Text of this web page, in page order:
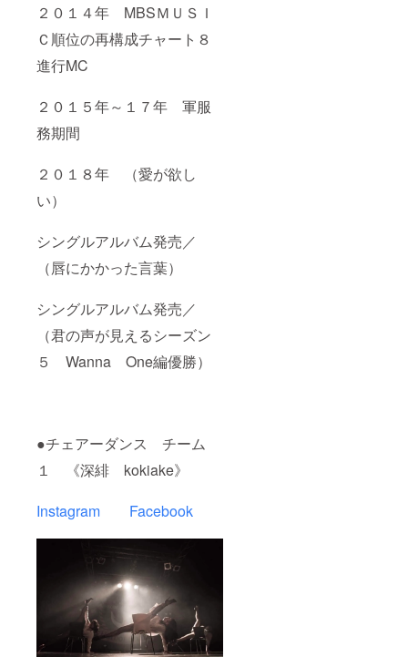
２０１４年 MBSＭＵＳＩ
Ｃ順位の再構成チャート８
進行MC
２０１５年～１７年 軍服
務期間
２０１８年 （愛が欲し
い）
シングルアルバム発売／
（唇にかかった言葉）
シングルアルバム発売／
（君の声が見えるシーズン
５ Wanna One編優勝）
●チェアーダンス チーム
１ 《深緋 kokiake》
Instagram
Facebook